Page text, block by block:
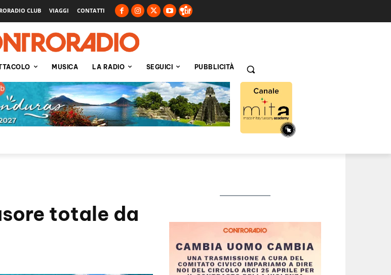
CLUB VIAGGI CONTATTI
MUSICA LA RADIO SEGUICI PUBBLICITÀ
totale da